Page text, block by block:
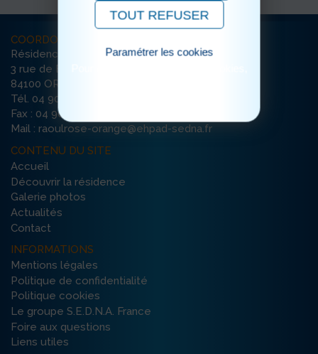
COORDONNÉES
Résidence Raoul Rose
3 rue de Bretagne
84100 ORANGE
Tél. 04 90 34 30 82
Fax : 04 90 51 29 27
Mail : raoulrose-orange@ehpad-sedna.fr
CONTENU DU SITE
Accueil
Découvrir la résidence
Galerie photos
Actualités
Contact
INFORMATIONS
Mentions légales
Politique de confidentialité
Politique cookies
Le groupe S.E.D.N.A. France
Foire aux questions
Liens utiles
TOUT REFUSER
Paramétrer les cookies